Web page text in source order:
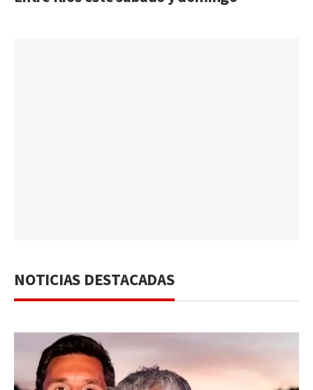
NOTICIAS DESTACADAS